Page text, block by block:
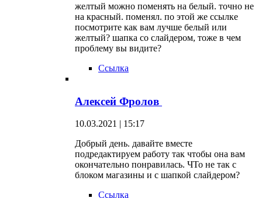
желтый можно поменять на белый. точно не
на красный. поменял. по этой же ссылке
посмотрите как вам лучше белый или
желтый? шапка со слайдером, тоже в чем
проблему вы видите?
Ссылка
Алексей Фролов
10.03.2021 | 15:17
Добрый день. давайте вместе
подредактируем работу так чтобы она вам
окончательно понравилась. ЧТо не так с
блоком магазины и с шапкой слайдером?
Ссылка